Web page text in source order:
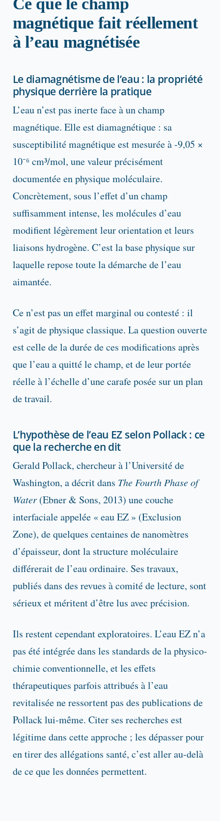
Ce que le champ
magnétique fait réellement
à l’eau magnétisée
Le diamagnétisme de l’eau : la propriété
physique derrière la pratique
L’eau n’est pas inerte face à un champ
magnétique. Elle est diamagnétique : sa
susceptibilité magnétique est mesurée à -9,05 ×
10⁻⁶ cm³/mol, une valeur précisément
documentée en physique moléculaire.
Concrètement, sous l’effet d’un champ
suffisamment intense, les molécules d’eau
modifient légèrement leur orientation et leurs
liaisons hydrogène. C’est la base physique sur
laquelle repose toute la démarche de l’eau
aimantée.
Ce n’est pas un effet marginal ou contesté : il
s’agit de physique classique. La question ouverte
est celle de la durée de ces modifications après
que l’eau a quitté le champ, et de leur portée
réelle à l’échelle d’une carafe posée sur un plan
de travail.
L’hypothèse de l’eau EZ selon Pollack : ce
que la recherche en dit
Gerald Pollack, chercheur à l’Université de
Washington, a décrit dans The Fourth Phase of
Water(Ebner & Sons, 2013) une couche
interfaciale appelée « eau EZ » (Exclusion
Zone), de quelques centaines de nanomètres
d’épaisseur, dont la structure moléculaire
différerait de l’eau ordinaire. Ses travaux,
publiés dans des revues à comité de lecture, sont
sérieux et méritent d’être lus avec précision.
Ils restent cependant exploratoires. L’eau EZ n’a
pas été intégrée dans les standards de la physico-
chimie conventionnelle, et les effets
thérapeutiques parfois attribués à l’eau
revitalisée ne ressortent pas des publications de
Pollack lui-même. Citer ses recherches est
légitime dans cette approche ; les dépasser pour
en tirer des allégations santé, c’est aller au-delà
de ce que les données permettent.